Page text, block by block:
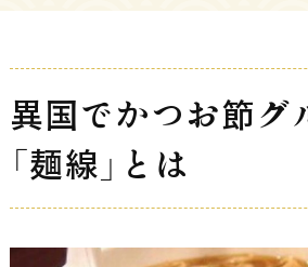
異国でかつお節グ
「麺線」とは